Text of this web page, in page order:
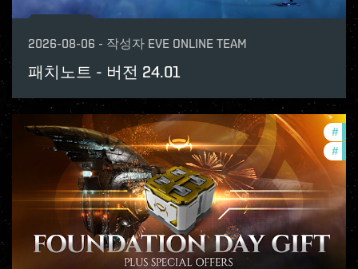
2026-08-06 - 작성자 EVE ONLINE TEAM
패치노트 - 버전 24.01
#
#